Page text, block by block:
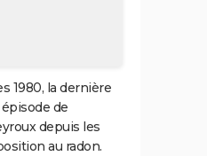
1980, la dernière
de
depuis les
au radon.